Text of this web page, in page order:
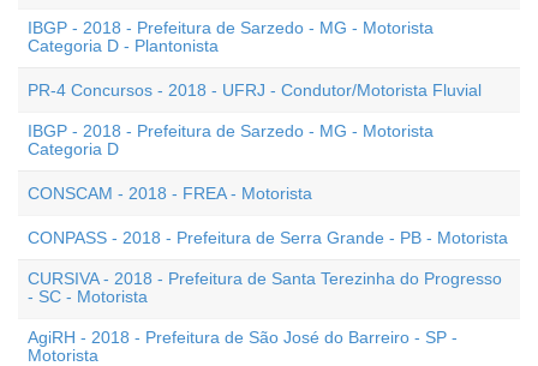
IBGP - 2018 - Prefeitura de Sarzedo - MG - Motorista
Categoria D - Plantonista
PR-4 Concursos - 2018 - UFRJ - Condutor/Motorista Fluvial
IBGP - 2018 - Prefeitura de Sarzedo - MG - Motorista
Categoria D
CONSCAM - 2018 - FREA - Motorista
CONPASS - 2018 - Prefeitura de Serra Grande - PB - Motorista
CURSIVA - 2018 - Prefeitura de Santa Terezinha do Progresso
- SC - Motorista
AgiRH - 2018 - Prefeitura de São José do Barreiro - SP -
Motorista